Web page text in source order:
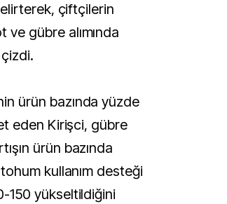
çiftçilerin
gübre alımında
ürün bazında yüzde
eden Kirişci, gübre
ürün bazında
kullanım desteği
150 yükseltildiğini